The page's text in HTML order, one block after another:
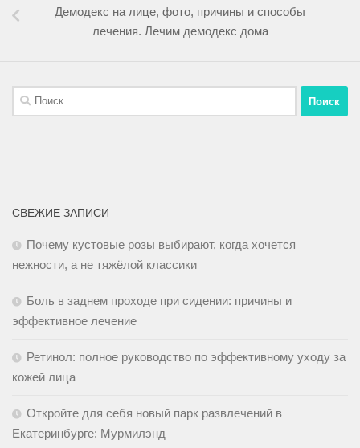
Демодекс на лице, фото, причины и способы
лечения. Лечим демодекс дома
СВЕЖИЕ ЗАПИСИ
Почему кустовые розы выбирают, когда хочется
нежности, а не тяжёлой классики
Боль в заднем проходе при сидении: причины и
эффективное лечение
Ретинол: полное руководство по эффективному уходу за
кожей лица
Откройте для себя новый парк развлечений в
Екатеринбурге: Мурмилэнд